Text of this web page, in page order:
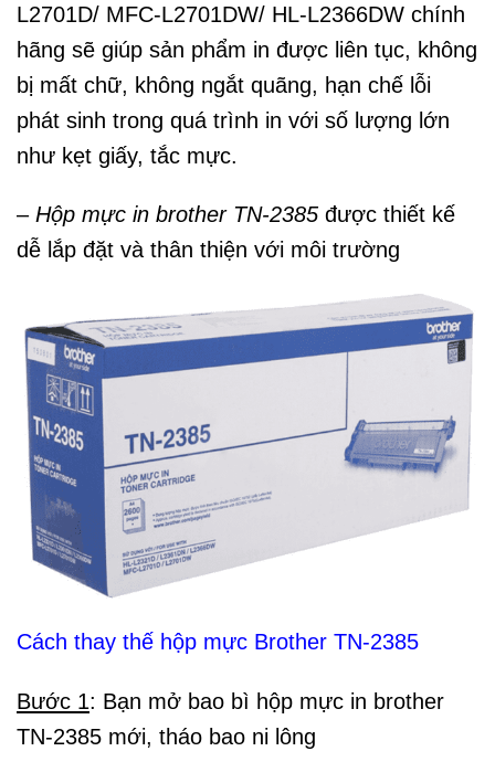
L2701D/ MFC-L2701DW/ HL-L2366DW chính
hãng sẽ giúp sản phẩm in được liên tục, không
bị mất chữ, không ngắt quãng, hạn chế lỗi
phát sinh trong quá trình in với số lượng lớn
như kẹt giấy, tắc mực.
– Hộp mực in brother TN-2385 được thiết kế
dễ lắp đặt và thân thiện với môi trường
Cách thay thế hộp mực Brother TN-2385
Bước 1: Bạn mở bao bì hộp mực in brother
TN-2385 mới, tháo bao ni lông